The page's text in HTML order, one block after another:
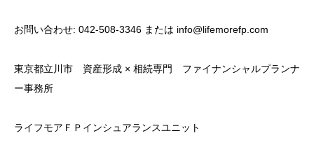
お問い合わせ: 042-508-3346 または info@lifemorefp.com
東京都立川市 資産形成 × 相続専門 ファイナンシャルプランナ
ー事務所
ライフモアＦＰインシュアランスユニット